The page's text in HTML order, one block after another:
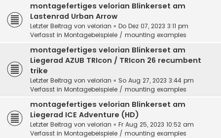
montagefertiges velorian Blinkerset am
Lastenrad Urban Arrow
Letzter Beitrag von velorian « Do Dez 07, 2023 3:11 pm
Verfasst in Montagebeispiele / mounting examples
montagefertiges velorian Blinkerset am
Liegerad AZUB TRIcon / TRIcon 26 recumbent
trike
Letzter Beitrag von velorian « So Aug 27, 2023 3:44 pm
Verfasst in Montagebeispiele / mounting examples
montagefertiges velorian Blinkerset am
Liegerad ICE Adventure (HD)
Letzter Beitrag von velorian « Fr Aug 25, 2023 10:52 am
Verfasst in Montagebeispiele / mounting examples